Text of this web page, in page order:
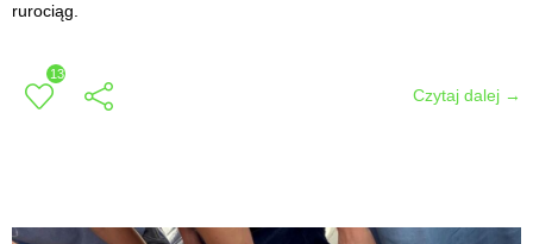
rurociąg.
13
Czytaj dalej →